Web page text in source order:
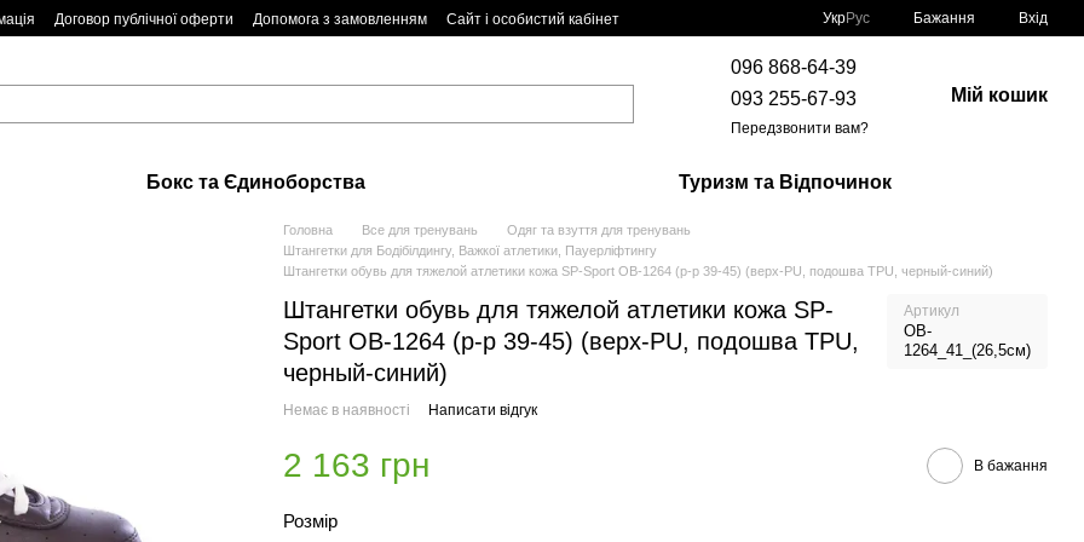
Договор публічної оферти Допомога з замовленням Сайт і особистий кабінет УкрРус Бажання Вхід
096 868-64-39
093 255-67-93
Передзвонити вам?
Мій кошик
Бокс та Єдиноборства Туризм та Відпочинок
Головна Все для тренувань
Одяг та взуття для тренувань
Штангетки для Бодібілдингу, Важкої атлетики, Пауерліфтингу
Штангетки обувь для тяжелой атлетики кожа SP-Sport OB-1264 (р-р 39-45) (верх-PU, подошва TPU, черный-синий)
Штангетки обувь для тяжелой атлетики кожа SP-
Sport OB-1264 (р-р 39-45) (верх-PU, подошва TPU,
черный-синий)
Артикул
OB-
1264_41_(26,5см)
Немає в наявності Написати відгук
2 163 грн В бажання
Розмір